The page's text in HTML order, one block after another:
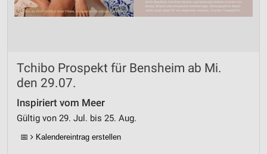
Tchibo Prospekt für Bensheim ab Mi.
den 29.07.
Inspiriert vom Meer
Gültig von 29. Jul. bis 25. Aug.
📅 Kalendereintrag erstellen